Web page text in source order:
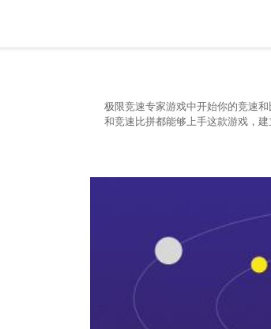
极限竞速专家游戏中开始你的竞速
和竞速比拼都能够上手这款游戏，